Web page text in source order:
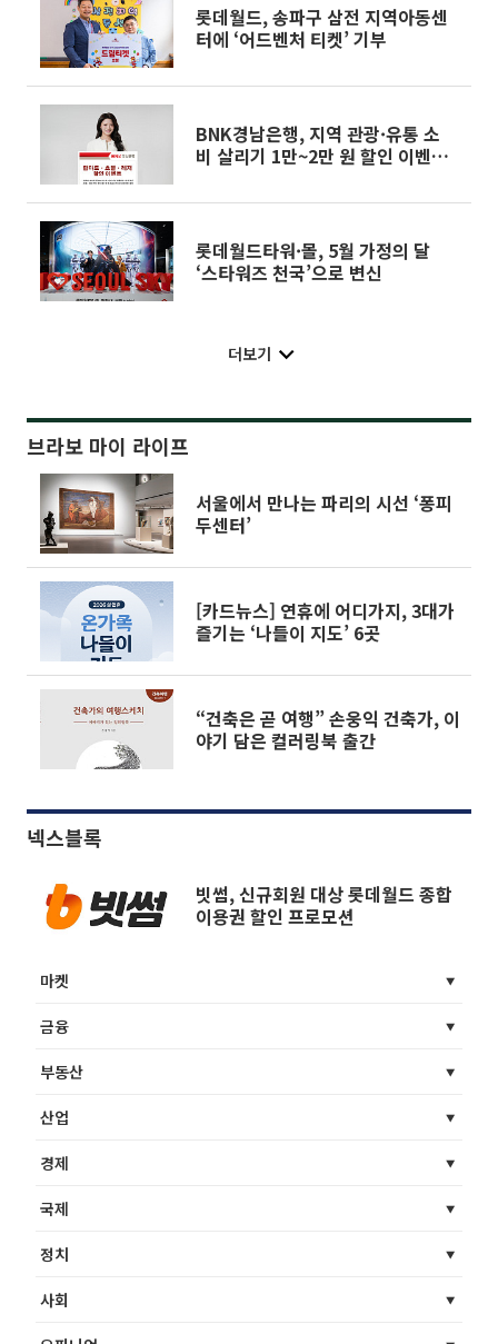
롯데월드, 송파구 삼전 지역아동센
터에 ‘어드벤처 티켓’ 기부
BNK경남은행, 지역 관광·유통 소
비 살리기 1만~2만 원 할인 이벤트
롯데월드타워·몰, 5월 가정의 달
‘스타워즈 천국’으로 변신
더보기
브라보 마이 라이프
서울에서 만나는 파리의 시선 ‘퐁피
두센터’
[카드뉴스] 연휴에 어디가지, 3대가
즐기는 ‘나들이 지도’ 6곳
“건축은 곧 여행” 손웅익 건축가, 이
야기 담은 컬러링북 출간
넥스블록
빗썸, 신규회원 대상 롯데월드 종합
이용권 할인 프로모션
마켓
금융
부동산
산업
경제
국제
정치
사회